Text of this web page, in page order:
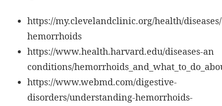
https://my.clevelandclinic.org/health/
hemorrhoids
https://www.health.harvard.edu/diseases-an
conditions/
https://www.webmd.com/digestive-
disorders/understanding-hemorrhoids-